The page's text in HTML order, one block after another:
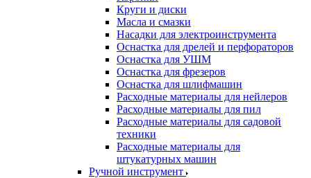
Круги и диски
Масла и смазки
Насадки для электроинструмента
Оснастка для дрелей и перфораторов
Оснастка для УШМ
Оснастка для фрезеров
Оснастка для шлифмашин
Расходные материалы для нейлеров
Расходные материалы для пил
Расходные материалы для садовой
техники
Расходные материалы для
штукатурных машин
Ручной инструмент